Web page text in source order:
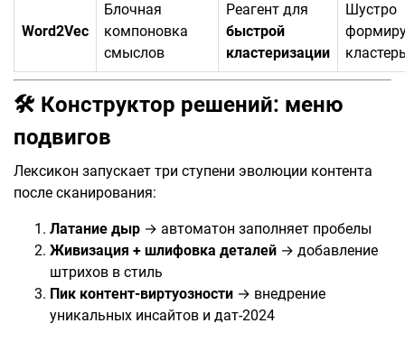
Word2Vec
Блочная
компоновка
смыслов
Реагент для
быстрой
кластеризации
Шустро
🛠️ Конструктор решений: меню
подвигов
Лексикон запускает три ступени эволюции контента
после сканирования:
Латание дыр → автоматон заполняет пробелы
Живизация + шлифовка деталей → добавление
штрихов в стиль
Пик контент-виртуозности → внедрение
уникальных инсайтов и дат-2024